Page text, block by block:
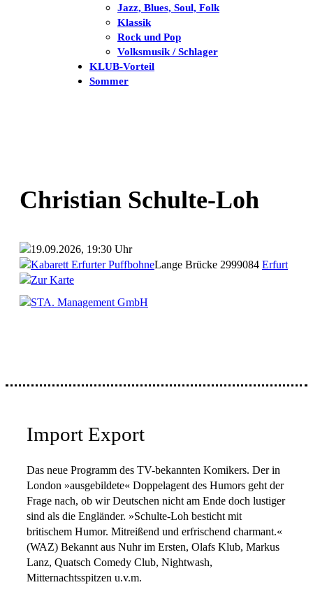
Jazz, Blues, Soul, Folk
Klassik
Rock und Pop
Volksmusik / Schlager
KLUB-Vorteil
Sommer
Christian Schulte-Loh
19.09.2026, 19:30 Uhr
Kabarett Erfurter PuffbohneLange Brücke 2999084 Erfurt
Zur Karte
STA. Management GmbH
Import Export
Das neue Programm des TV-bekannten Komikers. Der in
London »ausgebildete« Doppelagent des Humors geht der
Frage nach, ob wir Deutschen nicht am Ende doch lustiger
sind als die Engländer. »Schulte-Loh besticht mit
britischem Humor. Mitreißend und erfrischend charmant.«
(WAZ) Bekannt aus Nuhr im Ersten, Olafs Klub, Markus
Lanz, Quatsch Comedy Club, Nightwash,
Mitternachtsspitzen u.v.m.